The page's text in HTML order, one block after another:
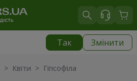
Так Змінити
> Квіти > Гіпсофіла